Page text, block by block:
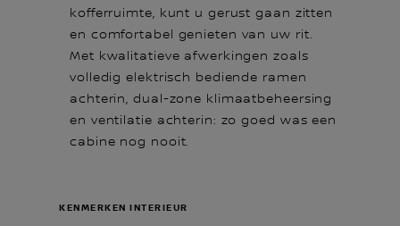
kofferruimte, kunt u gerust gaan zitten
en comfortabel genieten van uw rit.
Met kwalitatieve afwerkingen zoals
volledig elektrisch bediende ramen
achterin, dual-zone klimaatbeheersing
en ventilatie achterin: zo goed was een
cabine nog nooit.
KENMERKEN INTERIEUR